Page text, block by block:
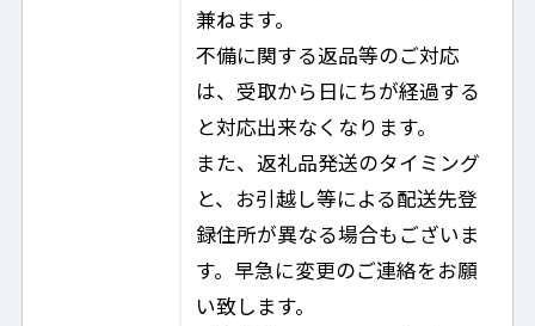
兼ねます。
不備に関する返品等のご対応
は、受取から日にちが経過する
と対応出来なくなります。
また、返礼品発送のタイミング
と、お引越し等による配送先登
録住所が異なる場合もございま
す。早急に変更のご連絡をお願
い致します。